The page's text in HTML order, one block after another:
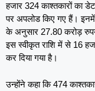
हजार 324 काश्तकारों का
पर अपलोड किए गए हैं। इनमें
के अनुसार 27.80 करोड़
इस स्वीकृत राशि में से 16
कर दिया गया है।
उन्होंने कहा कि 474